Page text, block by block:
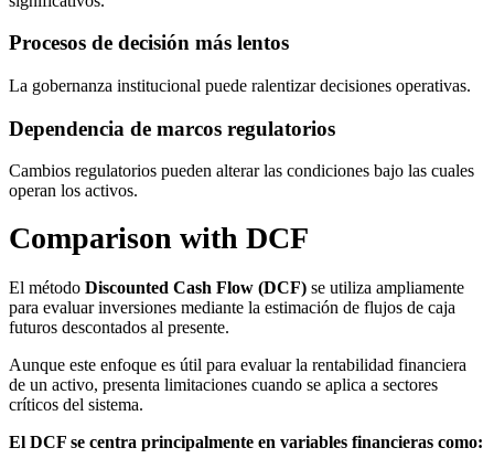
Procesos de decisión más lentos
La gobernanza institucional puede ralentizar decisiones operativas.
Dependencia de marcos regulatorios
Cambios regulatorios pueden alterar las condiciones bajo las cuales
operan los activos.
Comparison with DCF
El método Discounted Cash Flow (DCF) se utiliza ampliamente
para evaluar inversiones mediante la estimación de flujos de caja
futuros descontados al presente.
Aunque este enfoque es útil para evaluar la rentabilidad financiera
de un activo, presenta limitaciones cuando se aplica a sectores
críticos del sistema.
El DCF se centra principalmente en variables financieras como: